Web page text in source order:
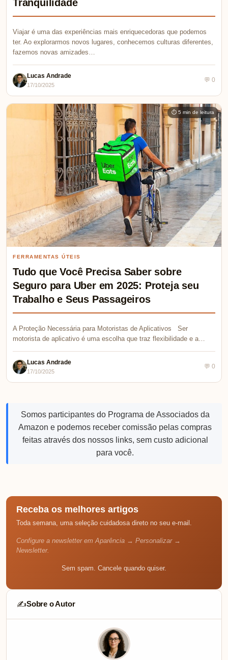
Tranquilidade
Viajar é uma das experiências mais enriquecedoras que podemos
ter. Ao explorarmos novos lugares, conhecemos culturas diferentes,
fazemos novas amizades…
Lucas Andrade
17/10/2025
💬 0
⏱ 5 min de leitura
FERRAMENTAS ÚTEIS
Tudo que Você Precisa Saber sobre
Seguro para Uber em 2025: Proteja seu
Trabalho e Seus Passageiros
A Proteção Necessária para Motoristas de Aplicativos Ser
motorista de aplicativo é uma escolha que traz flexibilidade e a…
Lucas Andrade
17/10/2025
💬 0
Somos participantes do Programa de Associados da
Amazon e podemos receber comissão pelas compras
feitas através dos nossos links, sem custo adicional
para você.
Receba os melhores artigos
Toda semana, uma seleção cuidadosa direto no seu e-mail.
Configure a newsletter em Aparência → Personalizar →
Newsletter.
Sem spam. Cancele quando quiser.
✍️Sobre o Autor